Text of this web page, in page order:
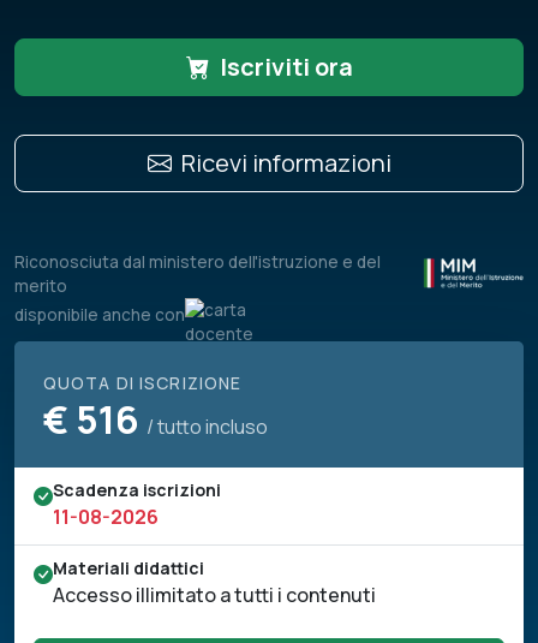
Iscriviti ora
Ricevi informazioni
Riconosciuta dal ministero dell'istruzione e del
merito
disponibile anche con
QUOTA DI ISCRIZIONE
€ 516 / tutto incluso
Scadenza iscrizioni
11-08-2026
Materiali didattici
Accesso illimitato a tutti i contenuti